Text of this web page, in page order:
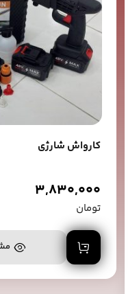
کارواش شارژی
3,830,000
تومان
افزودن به سبد